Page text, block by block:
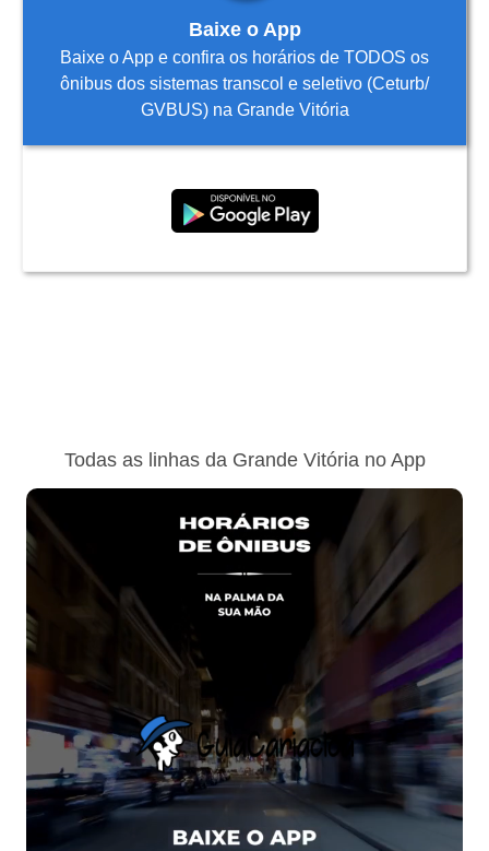
Baixe o App
Baixe o App e confira os horários de TODOS os
ônibus dos sistemas transcol e seletivo (Ceturb/
GVBUS) na Grande Vitória
Todas as linhas da Grande Vitória no App